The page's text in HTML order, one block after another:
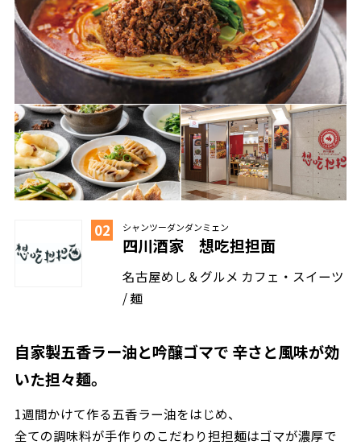
02 シャンツーダンダンミェン
四川酒家 想吃担担面
名古屋めし＆グルメ カフェ・スイーツ
/ 麺
自家製五香ラー油と吟醸ゴマで 辛さと風味が効
いた担々麺。
1週間かけて作る五香ラー油をはじめ、
全ての調味料が手作りのこだわり担担麺はゴマが濃厚で